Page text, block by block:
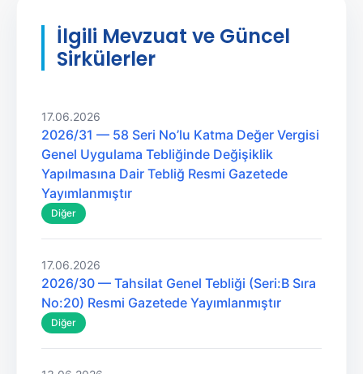
İlgili Mevzuat ve Güncel
Sirkülerler
17.06.2026
2026/31 — 58 Seri No’lu Katma Değer Vergisi
Genel Uygulama Tebliğinde Değişiklik
Yapılmasına Dair Tebliğ Resmi Gazetede
Yayımlanmıştır
Diğer
17.06.2026
2026/30 — Tahsilat Genel Tebliği (Seri:B Sıra
No:20) Resmi Gazetede Yayımlanmıştır
Diğer